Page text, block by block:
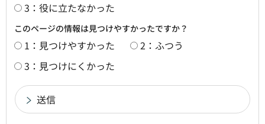
3：役に立たなかった
このページの情報は見つけやすかったですか？
1：見つけやすかった
2：ふつう
3：見つけにくかった